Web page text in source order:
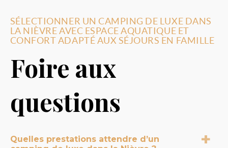
SÉLECTIONNER UN CAMPING DE LUXE DANS
LA NIÈVRE AVEC ESPACE AQUATIQUE ET
CONFORT ADAPTÉ AUX SÉJOURS EN FAMILLE
Foire aux
questions
Quelles prestations attendre d’un